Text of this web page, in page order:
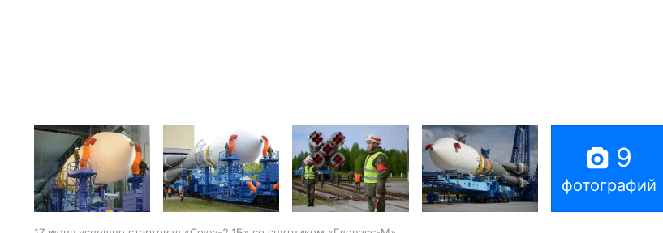
9
фотографий